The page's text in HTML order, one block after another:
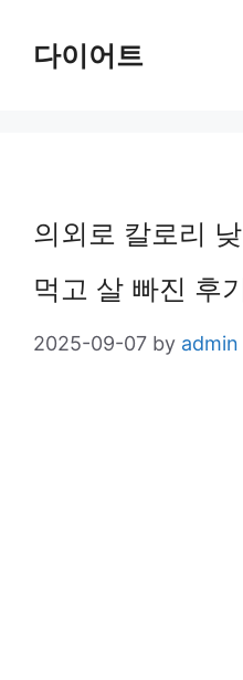
다이어트
의외로 칼로리
먹고 살 빠진 후
2025-09-07 by admin